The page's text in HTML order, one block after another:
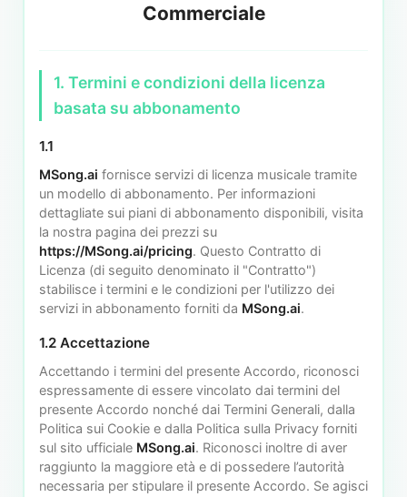
Commerciale
1. Termini e condizioni della licenza
basata su abbonamento
1.1
MSong.ai fornisce servizi di licenza musicale tramite
un modello di abbonamento. Per informazioni
dettagliate sui piani di abbonamento disponibili, visita
la nostra pagina dei prezzi su
https://MSong.ai/pricing. Questo Contratto di
Licenza (di seguito denominato il "Contratto")
stabilisce i termini e le condizioni per l'utilizzo dei
servizi in abbonamento forniti da MSong.ai.
1.2 Accettazione
Accettando i termini del presente Accordo, riconosci
espressamente di essere vincolato dai termini del
presente Accordo nonché dai Termini Generali, dalla
Politica sui Cookie e dalla Politica sulla Privacy forniti
sul sito ufficiale MSong.ai. Riconosci inoltre di aver
raggiunto la maggiore età e di possedere l’autorità
necessaria per stipulare il presente Accordo. Se agisci